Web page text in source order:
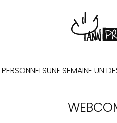
UNE SEMAINE UN